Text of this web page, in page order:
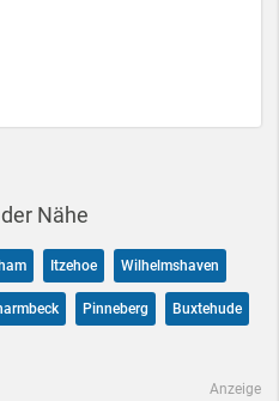
Nähe
Itzehoe Wilhelmshaven
Pinneberg Buxtehude
Anzeige